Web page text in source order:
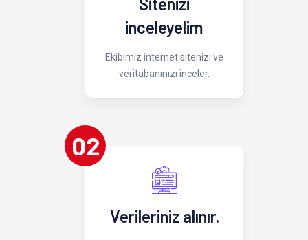
inceleyelim
Ekibimiz internet sitenizi ve
veritabanınızı inceler.
02
Verileriniz alınır.